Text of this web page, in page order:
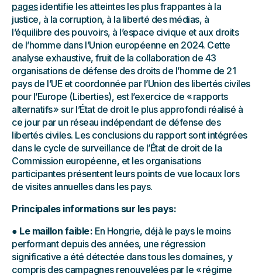
pagesidentifie les atteintes les plus frappantes à la
justice, à la corruption, à la liberté des médias, à
l’équilibre des pouvoirs, à l’espace civique et aux droits
de l’homme dans l’Union européenne en 2024. Cette
analyse exhaustive, fruit de la collaboration de 43
organisations de défense des droits de l’homme de 21
pays de l’UE et coordonnée par l’Union des libertés civiles
pour l’Europe (Liberties), est l’exercice de « rapports
alternatifs » sur l’État de droit le plus approfondi réalisé à
ce jour par un réseau indépendant de défense des
libertés civiles. Les conclusions du rapport sont intégrées
dans le cycle de surveillance de l’État de droit de la
Commission européenne, et les organisations
participantes présentent leurs points de vue locaux lors
de visites annuelles dans les pays.
Principales informations sur les pays:
● Le maillon faible : En Hongrie, déjà le pays le moins
performant depuis des années, une régression
significative a été détectée dans tous les domaines, y
compris des campagnes renouvelées par le « régime